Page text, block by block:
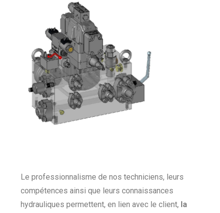
Le professionnalisme de nos techniciens, leurs
compétences ainsi que leurs connaissances
hydrauliques permettent, en lien avec le client, la